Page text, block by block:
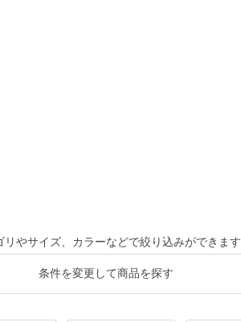
リやサイズ、カラーなどで絞り込みができます
条件を変更して商品を探す